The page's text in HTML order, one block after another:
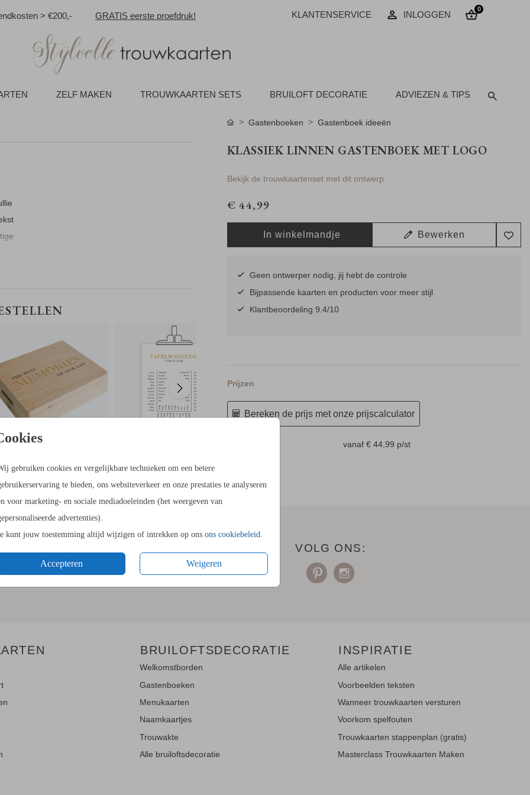
> €200,- GRATIS eerste proefdruk! KLANTENSERVICE INLOGGEN
0
ZELF MAKEN TROUWKAARTEN SETS BRUILOFT DECORATIE ADVIEZEN & TIPS
gebruiken cookies en vergelijkbare technieken om een betere
te bieden, ons websiteverkeer en onze prestaties te analyseren
voor marketing- en sociale mediadoeleinden (het weergeven van
advertenties).
kunt jouw toestemming altijd wijzigen of intrekken op ons ons cookiebeleid.
Accepteren Weigeren
Gastenboeken Gastenboek ideeën
KLASSIEK LINNEN GASTENBOEK MET LOGO
Bekijk de trouwkaartenset met dit ontwerp
€ 44,99
In winkelmandje Bewerken
Geen ontwerper nodig, jij hebt de controle
Bijpassende kaarten en producten voor meer stijl
Klantbeoordeling 9.4/10
Prijzen
Bereken de prijs met onze prijscalculator
vanaf € 44,99 p/st
UPDATES"!
en blijf op de hoogte van de
VOLG ONS:
BRUILOFTSDECORATIE
Welkomstborden
Gastenboeken
Menukaarten
Naamkaartjes
Trouwakte
Alle bruiloftsdecoratie
INSPIRATIE
Alle artikelen
Voorbeelden teksten
Wanneer trouwkaarten versturen
Voorkom spelfouten
Trouwkaarten stappenplan (gratis)
Masterclass Trouwkaarten Maken